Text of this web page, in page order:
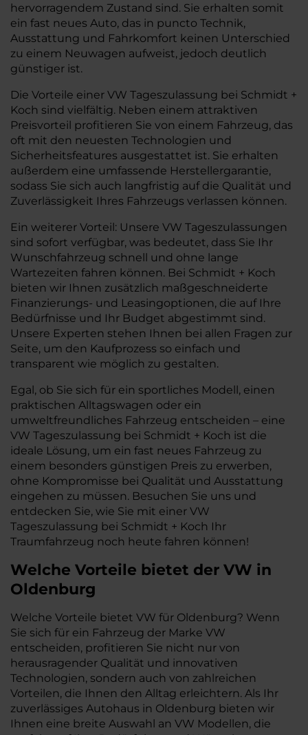
hervorragendem Zustand sind. Sie erhalten somit
ein fast neues Auto, das in puncto Technik,
Ausstattung und Fahrkomfort keinen Unterschied
zu einem Neuwagen aufweist, jedoch deutlich
günstiger ist.
Die Vorteile einer VW Tageszulassung bei Schmidt +
Koch sind vielfältig. Neben einem attraktiven
Preisvorteil profitieren Sie von einem Fahrzeug, das
oft mit den neuesten Technologien und
Sicherheitsfeatures ausgestattet ist. Sie erhalten
außerdem eine umfassende Herstellergarantie,
sodass Sie sich auch langfristig auf die Qualität und
Zuverlässigkeit Ihres Fahrzeugs verlassen können.
Ein weiterer Vorteil: Unsere VW Tageszulassungen
sind sofort verfügbar, was bedeutet, dass Sie Ihr
Wunschfahrzeug schnell und ohne lange
Wartezeiten fahren können. Bei Schmidt + Koch
bieten wir Ihnen zusätzlich maßgeschneiderte
Finanzierungs- und Leasingoptionen, die auf Ihre
Bedürfnisse und Ihr Budget abgestimmt sind.
Unsere Experten stehen Ihnen bei allen Fragen zur
Seite, um den Kaufprozess so einfach und
transparent wie möglich zu gestalten.
Egal, ob Sie sich für ein sportliches Modell, einen
praktischen Alltagswagen oder ein
umweltfreundliches Fahrzeug entscheiden – eine
VW Tageszulassung bei Schmidt + Koch ist die
ideale Lösung, um ein fast neues Fahrzeug zu
einem besonders günstigen Preis zu erwerben,
ohne Kompromisse bei Qualität und Ausstattung
eingehen zu müssen. Besuchen Sie uns und
entdecken Sie, wie Sie mit einer VW
Tageszulassung bei Schmidt + Koch Ihr
Traumfahrzeug noch heute fahren können!
Welche Vorteile bietet der VW in
Oldenburg
Welche Vorteile bietet VW für Oldenburg? Wenn
Sie sich für ein Fahrzeug der Marke VW
entscheiden, profitieren Sie nicht nur von
herausragender Qualität und innovativen
Technologien, sondern auch von zahlreichen
Vorteilen, die Ihnen den Alltag erleichtern. Als Ihr
zuverlässiges Autohaus in Oldenburg bieten wir
Ihnen eine breite Auswahl an VW Modellen, die